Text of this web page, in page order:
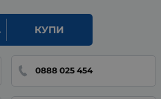
КУПИ
0888 025 454